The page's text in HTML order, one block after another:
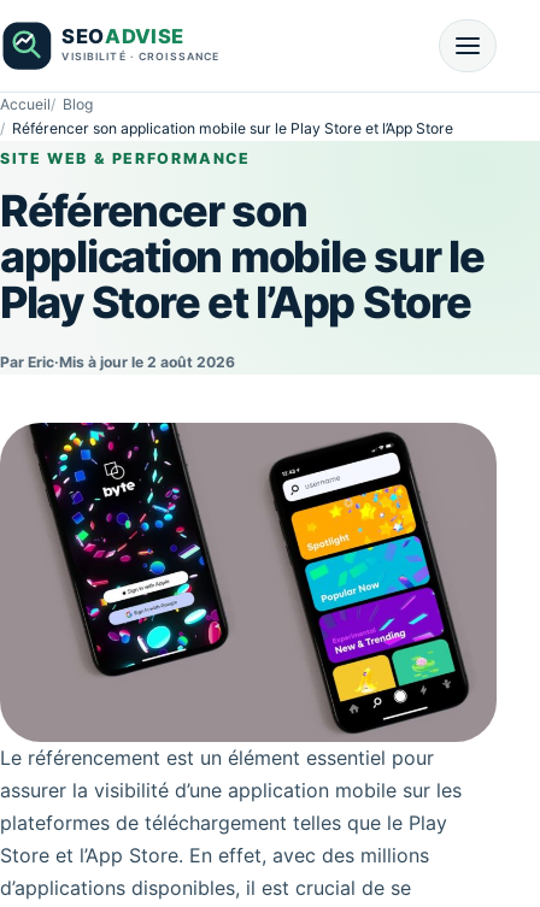
Accueil
Blog
Référencer son application mobile sur le Play Store et l’App Store
SITE WEB & PERFORMANCE
Référencer son
application mobile sur le
Play Store et l’App Store
Par Eric·Mis à jour le 2 août 2026
Le référencement est un élément essentiel pour
assurer la visibilité d’une application mobile sur les
plateformes de téléchargement telles que le Play
Store et l’App Store. En effet, avec des millions
d’applications disponibles, il est crucial de se